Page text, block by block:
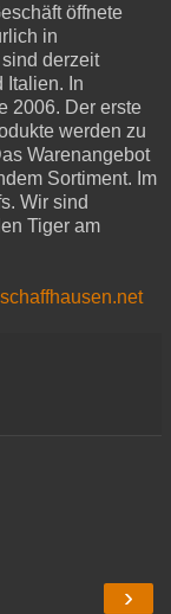
öffnete
in
derzeit
Italien. In
2006. Der erste
werden zu
Warenangebot
Sortiment. Im
Wir sind
Tiger am
›